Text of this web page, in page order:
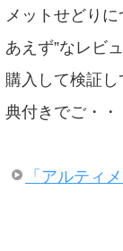
メットせどり
あえず”なレビ
購入して検証
典付きでご・・
「アルティ